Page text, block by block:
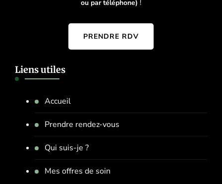
ou par téléphone) !
PRENDRE RDV
Liens utiles
Accueil
Prendre rendez-vous
Qui suis-je ?
Mes offres de soin